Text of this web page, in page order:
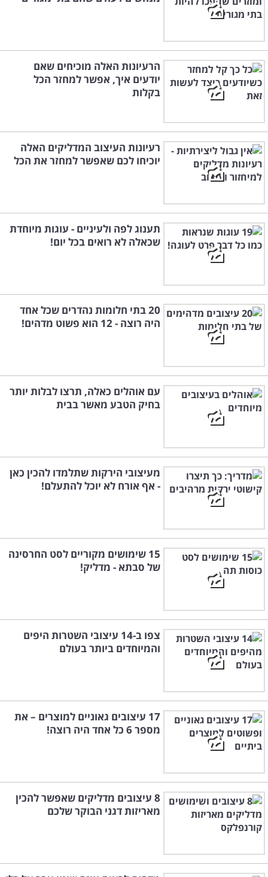
הרעיונות האלה מוכיחים שאם
יודעים איך, אפשר למחזר הכל
בקלות
רעיונות העיצוב המדליקים האלה
יוכיחו לכם שאפשר למחזר את הכל
תענוג לפה ולעיניים - עוגות מיוחדת
שכאלה לא רואים בכל יום!
20 בתי חלומות נהדרים שכל אחד
היה רוצה - 12 הוא פשוט מדהים!
עם אוהלים כאלה, תרצו לבלות יותר
בחיק הטבע מאשר בבית
מעיצובי הירקות שתלמדו להכין כאן
- אף אורח לא יוכל להתעלם!
15 שימושים מקוריים לסט החרסינה
של סבתא - מדליק!
צפו ב-14 עיצובי השטרות היפים
והמיוחדים ביותר בעולם
17 עיצובים גאוניים למוצרים – את
מספר 6 כל אחד היה רוצה!
8 עיצובים מדליקים שאפשר להכין
מאריזות דגני הבוקר שלכם